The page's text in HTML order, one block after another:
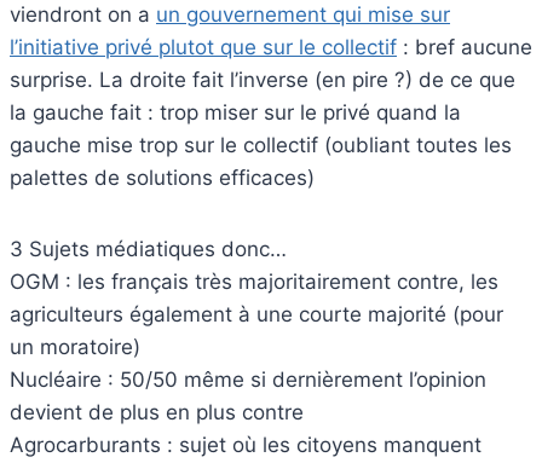
viendront on a un gouvernement qui mise sur
l’initiative privé plutot que sur le collectif : bref aucune
surprise. La droite fait l’inverse (en pire ?) de ce que
la gauche fait : trop miser sur le privé quand la
gauche mise trop sur le collectif (oubliant toutes les
palettes de solutions efficaces)
3 Sujets médiatiques donc…
OGM : les français très majoritairement contre, les
agriculteurs également à une courte majorité (pour
un moratoire)
Nucléaire : 50/50 même si dernièrement l’opinion
devient de plus en plus contre
Agrocarburants : sujet où les citoyens manquent